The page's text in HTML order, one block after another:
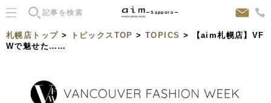
Sapporo
札幌店トップ > トピックスTOP >TOPICS > 【aim札幌店】VF
Wで魅せた……